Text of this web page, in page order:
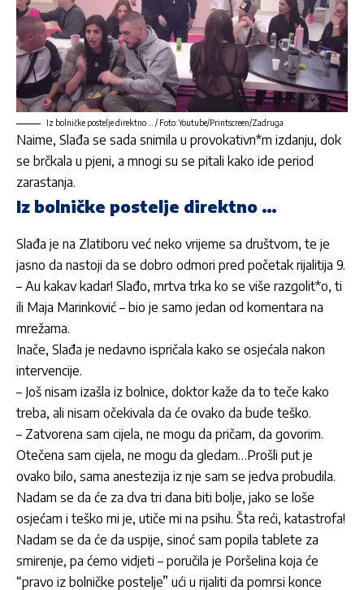
Iz bolničke postelje direktno … / Foto: Youtube/Printscreen/Zadruga
Naime, Slađa se sada snimila u provokativn*m izdanju, dok
se brčkala u pjeni, a mnogi su se pitali kako ide period
zarastanja.
Iz bolničke postelje direktno …
Slađa je na Zlatiboru već neko vrijeme sa društvom, te je
jasno da nastoji da se dobro odmori pred početak rijalitija 9.
– Au kakav kadar! Slađo, mrtva trka ko se više razgolit*o, ti
ili Maja Marinković – bio je samo jedan od komentara na
mrežama.
Inače, Slađa je nedavno ispričala kako se osjećala nakon
intervencije.
– Još nisam izašla iz bolnice, doktor kaže da to teče kako
treba, ali nisam očekivala da će ovako da bude teško.
– Zatvorena sam cijela, ne mogu da pričam, da govorim.
Otečena sam cijela, ne mogu da gledam…Prošli put je
ovako bilo, sama anestezija iz nje sam se jedva probudila.
Nadam se da će za dva tri dana biti bolje, jako se loše
osjećam i teško mi je, utiče mi na psihu. Šta reći, katastrofa!
Nadam se da će da uspije, sinoć sam popila tablete za
smirenje, pa ćemo vidjeti – poručila je Poršelina koja će
“pravo iz bolničke postelje” ući u rijaliti da pomrsi konce